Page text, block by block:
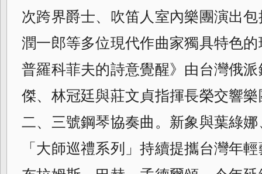
次跨界爵士、吹笛人室內樂團演出
潤一郎等多位現代作曲家獨具特色
普羅科菲夫的詩意覺醒》由台灣俄
傑、林冠廷與莊文貞指揮長榮交響
二、三號鋼琴協奏曲。新象與葉綠
「大師巡禮系列」持續提攜台灣年